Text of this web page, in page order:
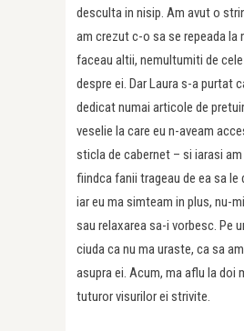
desculta in nisip. Am avut o
am crezut c-o sa se repeada la
faceau altii, nemultumiti de
despre ei. Dar Laura s-a purtat
dedicat numai articole de
veselie la care eu n-aveam
sticla de cabernet – si iarasi
fiindca fanii trageau de ea sa le
iar eu ma simteam in plus, nu-
sau relaxarea sa-i vorbesc. Pe
ciuda ca nu ma uraste, ca sa
asupra ei. Acum, ma aflu la doi
tuturor visurilor ei strivite.